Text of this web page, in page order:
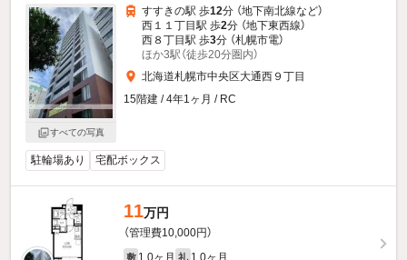
すべての写真
すすきの駅 歩12分 （地下南北線など）
西１１丁目駅 歩2分 （地下東西線）
西８丁目駅 歩3分 （札幌市電）
ほか3駅（徒歩20分圏内）
北海道札幌市中央区大通西９丁目
15階建 / 4年1ヶ月 / RC
駐輪場あり 宅配ボックス
11万円
（管理費10,000円）
敷 1.0ヶ月 礼 1.0ヶ月